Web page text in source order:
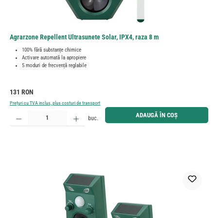
Agrarzone Repellent Ultrasunete Solar, IPX4, raza 8 m
100% fără substanțe chimice
Activare automată la apropiere
5 moduri de frecvență reglabile
Preț obișnuit:
131 RON
Prețuri cu TVA inclus, plus costuri de transport
Cantitate produs: Introduceți cantitatea dorită sau utilizați butoanele pentru a mări sau micșora
buc. ADAUGĂ ÎN COȘ